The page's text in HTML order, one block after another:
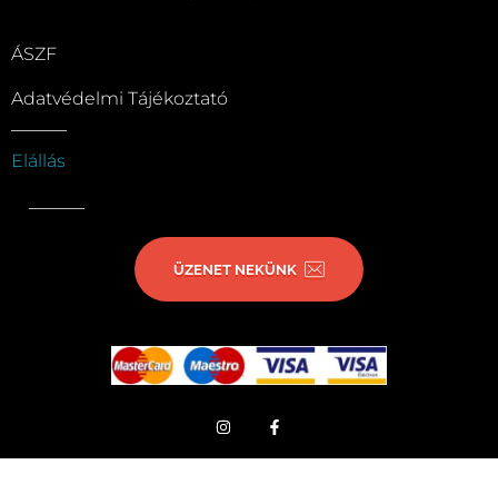
ÁSZF
Adatvédelmi Tájékoztató
Elállás
ÜZENET NEKÜNK